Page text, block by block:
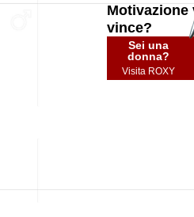
Motivazione
vince?
Sei una
donna?
Visita ROXY